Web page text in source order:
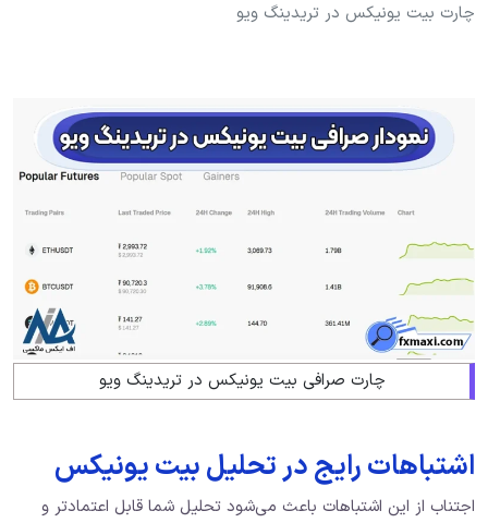
چارت بیت یونیکس در تریدینگ ویو
چارت صرافی بیت یونیکس در تریدینگ ویو
اشتباهات رایج در تحلیل بیت یونیکس
اجتناب از این اشتباهات باعث می‌شود تحلیل شما قابل اعتمادتر و